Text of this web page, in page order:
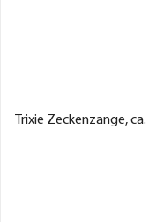
Trixie Zeckenzange,